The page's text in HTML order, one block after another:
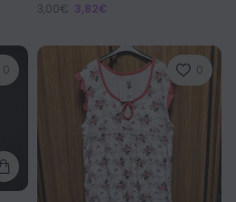
3,00€ 3,82€
0 0